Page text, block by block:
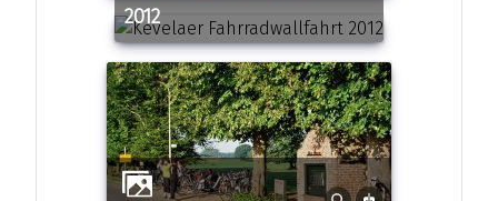
2012